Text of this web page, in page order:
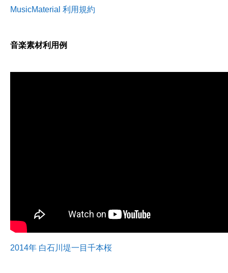
MusicMaterial 利用規約
音楽素材利用例
2014年 白石川堤一目千本桜